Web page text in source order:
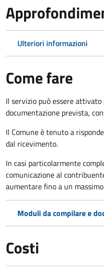
Ulteriori informazioni
Come fare
Il servizio può essere
documentazione prevista,
Il Comune è tenuto a
dal ricevimento.
In casi particolarmente
comunicazione al
aumentare fino a un
Moduli da compilare e
Costi